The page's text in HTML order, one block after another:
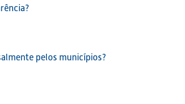
pelos municípios?